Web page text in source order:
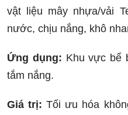
vật liệu mây nhựa/vải
nước, chịu nắng, khô
Ứng dụng: Khu vực bể
tắm nắng.
Giá trị: Tối ưu hóa